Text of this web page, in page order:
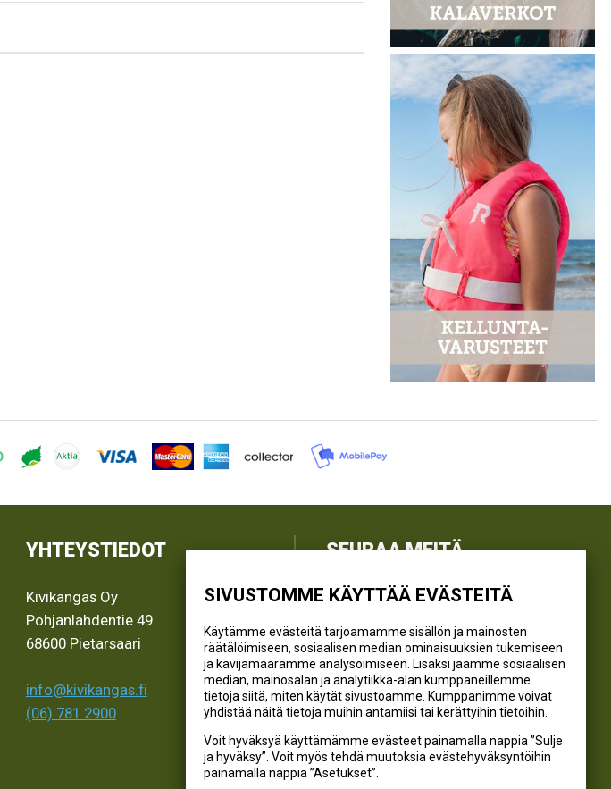
SIVUSTOMME KÄYTTÄÄ EVÄSTEITÄ
Käytämme evästeitä tarjoamamme sisällön ja mainosten
räätälöimiseen, sosiaalisen median ominaisuuksien tukemiseen
ja kävijämäärämme analysoimiseen. Lisäksi jaamme sosiaalisen
median, mainosalan ja analytiikka-alan kumppaneillemme
tietoja siitä, miten käytät sivustoamme. Kumppanimme voivat
yhdistää näitä tietoja muihin antamiisi tai kerättyihin tietoihin.
Voit hyväksyä käyttämämme evästeet painamalla nappia ”Sulje
ja hyväksy”. Voit myös tehdä muutoksia evästehyväksyntöihin
painamalla nappia ”Asetukset”.
YHTEYSTIEDOT
Kivikangas Oy
Pohjanlahdentie 49
68600 Pietarsaari
info@kivikangas.fi
(06) 781 2900
SEURAA MEITÄ
@kivikangaskalastus
@kivikangas_kalastus
@kivikangaskasvihuoneet
Kivikangas Oy